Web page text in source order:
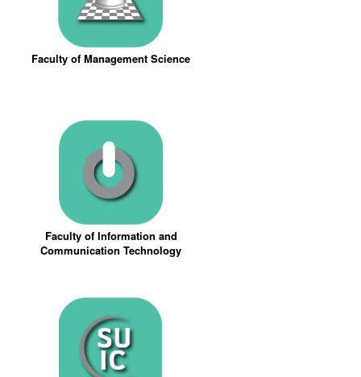
Faculty of Management Science
Faculty of Information and
Communication Technology